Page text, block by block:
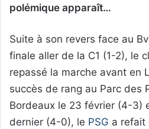
polémique apparaît…
Suite à son revers face au
finale aller de la C1 (1-2), le
repassé la marche avant en
succès de rang au Parc des
Bordeaux le 23 février (4-3)
dernier (4-0), le PSG a refait